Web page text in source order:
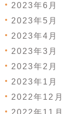
2023年6月
2023年5月
2023年4月
2023年3月
2023年2月
2023年1月
2022年12月
2022年11月